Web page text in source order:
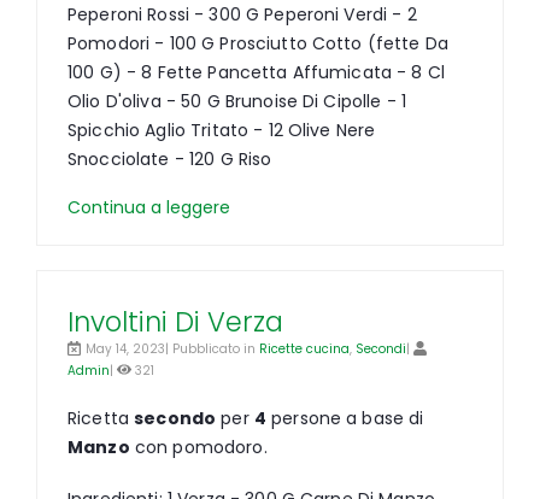
Peperoni Rossi - 300 G Peperoni Verdi - 2
Pomodori - 100 G Prosciutto Cotto (fette Da
100 G) - 8 Fette Pancetta Affumicata - 8 Cl
Olio D'oliva - 50 G Brunoise Di Cipolle - 1
Spicchio Aglio Tritato - 12 Olive Nere
Snocciolate - 120 G Riso
Continua a leggere
Involtini Di Verza
May 14, 2023| Pubblicato in Ricette cucina, Secondi|
Admin| 321
Ricettasecondo per 4 persone a base di
Manzo con pomodoro.